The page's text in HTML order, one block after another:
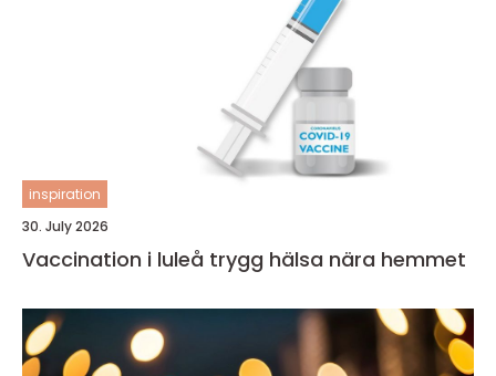
inspiration
30. July 2026
Vaccination i luleå trygg hälsa nära hemmet